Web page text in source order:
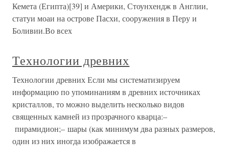
Кемета (Египта)[39] и Америки, Стоунхендж в Англии,
статуи моаи на острове Пасхи, сооружения в Перу и
Боливии.Во всех
Технологии древних
Технологии древних Если мы систематизируем
информацию по упоминаниям в древних источниках
кристаллов, то можно выделить несколько видов
священных камней из прозрачного кварца:–
пирамидион;– шары (как минимум два разных размеров,
один из них иногда изображается в